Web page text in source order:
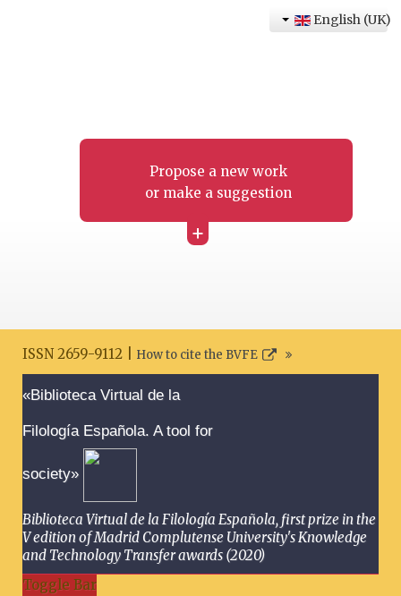
Propose a new work
or make a suggestion
+
English (UK)
ISSN 2659-9112 | How to cite the BVFE
«Biblioteca Virtual de la
Filología Española. A tool for
society»
Biblioteca Virtual de la Filología Española, first prize in the
V edition of Madrid Complutense University's Knowledge
and Technology Transfer awards (2020)
Toggle Bar